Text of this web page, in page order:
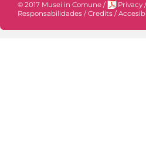
© 2017 Musei in Comune / Privacy /
Responsabilidades / Credits /